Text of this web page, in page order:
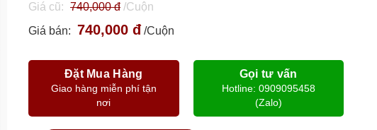
Giá cũ: 740,000 đ /Cuộn
Giá bán: 740,000 đ /Cuộn
Đặt Mua Hàng
Giao hàng miễn phí tận
nơi
Gọi tư vấn
Hotline: 0909095458
(Zalo)